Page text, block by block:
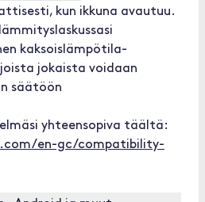
kun ikkuna avautuu.
kaksoislämpötila-
jokaista voidaan
säätöön
yhteensopiva täältä:
en-gc/compatibility-